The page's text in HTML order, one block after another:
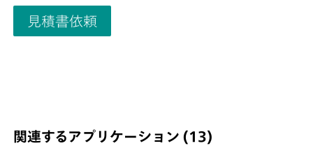
touch screen and an industrial PC. The lower part
the flexible wet part where the hardware for the actual
combined with a reagent cabinet with integrated (non-
見積書依頼
関連するアプリケーション (13)